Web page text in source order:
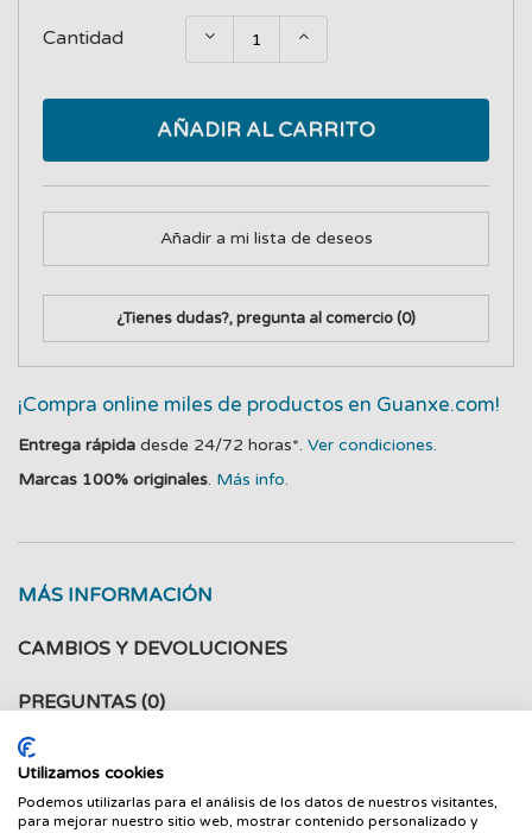
Cantidad
AÑADIR AL CARRITO
Añadir a mi lista de deseos
¿Tienes dudas?, pregunta al comercio(0)
¡Compra online miles de productos en Guanxe.com!
Entrega rápida desde 24/72 horas*. Ver condiciones.
Marcas 100% originales. Más info.
MÁS INFORMACIÓN
CAMBIOS Y DEVOLUCIONES
PREGUNTAS (0)
AURICULARESMICRO LOGITECH H570E ESTEREO NEGRO
AURICULARESMICRO LOGITECH H570E ESTEREO NEGRO
Utilizamos cookies
Podemos utilizarlas para el análisis de los datos de nuestros visitantes,
para mejorar nuestro sitio web, mostrar contenido personalizado y